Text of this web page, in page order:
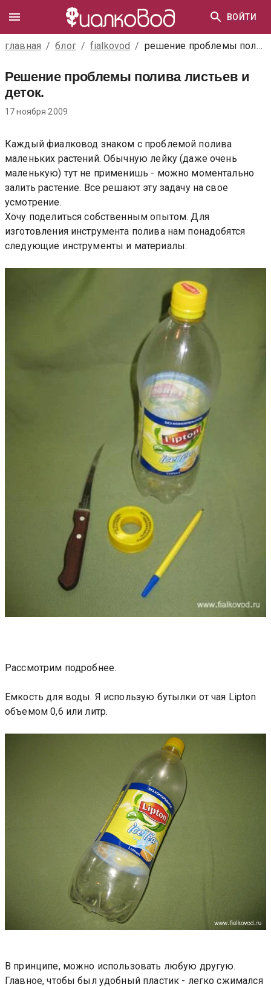
ВОЙТИ
главная / блог / fialkovod / решение проблемы полива листьев и деток.
Решение проблемы полива листьев и
деток.
17 ноября 2009
Каждый фиалковод знаком с проблемой полива
маленьких растений. Обычную лейку (даже очень
маленькую) тут не применишь - можно моментально
залить растение. Все решают эту задачу на свое
усмотрение.
Хочу поделиться собственным опытом. Для
изготовления инструмента полива нам понадобятся
следующие инструменты и материалы:
Рассмотрим подробнее.
Емкость для воды. Я использую бутылки от чая Lipton
объемом 0,6 или литр.
В принципе, можно использовать любую другую.
Главное, чтобы был удобный пластик - легко сжимался